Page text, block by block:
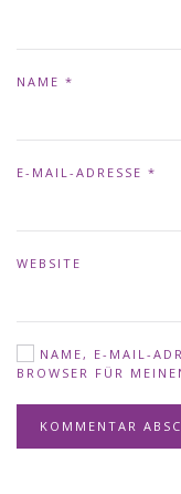
NAME *
E-MAIL-ADRESSE *
WEBSITE
NAME, E-MAIL-
BROWSER FÜR
KOMMENTAR